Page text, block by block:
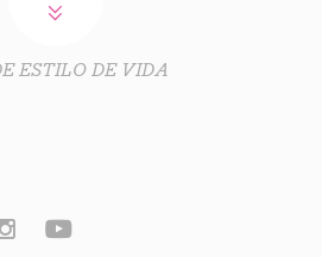
ESTILO DE VIDA